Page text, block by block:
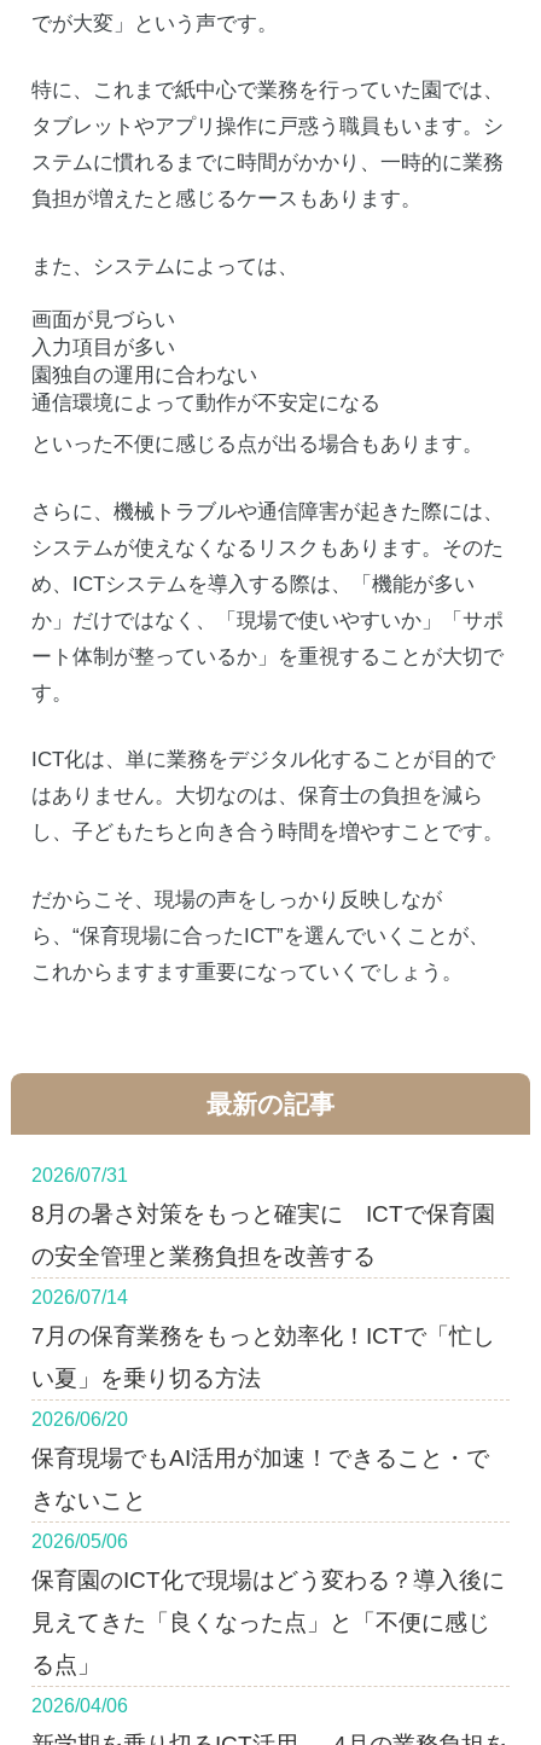
でが大変」という声です。
特に、これまで紙中心で業務を行っていた園では、
タブレットやアプリ操作に戸惑う職員もいます。シ
ステムに慣れるまでに時間がかかり、一時的に業務
負担が増えたと感じるケースもあります。
また、システムによっては、
画面が見づらい
入力項目が多い
園独自の運用に合わない
通信環境によって動作が不安定になる
といった不便に感じる点が出る場合もあります。
さらに、機械トラブルや通信障害が起きた際には、
システムが使えなくなるリスクもあります。そのた
め、ICTシステムを導入する際は、「機能が多い
か」だけではなく、「現場で使いやすいか」「サポ
ート体制が整っているか」を重視することが大切で
す。
ICT化は、単に業務をデジタル化することが目的で
はありません。大切なのは、保育士の負担を減ら
し、子どもたちと向き合う時間を増やすことです。
だからこそ、現場の声をしっかり反映しなが
ら、“保育現場に合ったICT”を選んでいくことが、
これからますます重要になっていくでしょう。
最新の記事
2026/07/31
8月の暑さ対策をもっと確実に ICTで保育園
の安全管理と業務負担を改善する
2026/07/14
7月の保育業務をもっと効率化！ICTで「忙し
い夏」を乗り切る方法
2026/06/20
保育現場でもAI活用が加速！できること・で
きないこと
2026/05/06
保育園のICT化で現場はどう変わる？導入後に
見えてきた「良くなった点」と「不便に感じ
る点」
2026/04/06